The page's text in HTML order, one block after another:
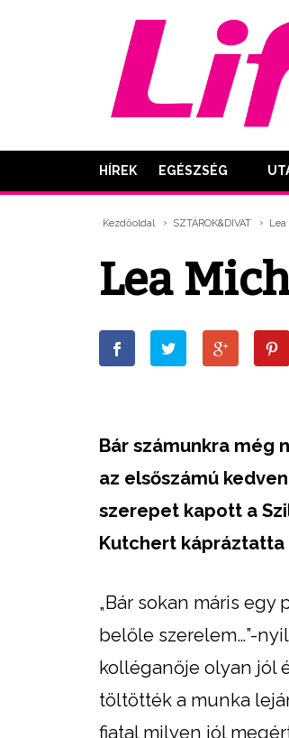
HÍREK EGÉSZSÉG
Kezdőoldal SZTÁROK&DIVAT
Lea
Bár számunkra még
az elsőszámú
szerepet kapott a
Kutchert kápráztatta
„Bár sokan máris
belőle szerelem…”-
kolléganője olyan jól
töltötték a munka
fiatal milyen jól